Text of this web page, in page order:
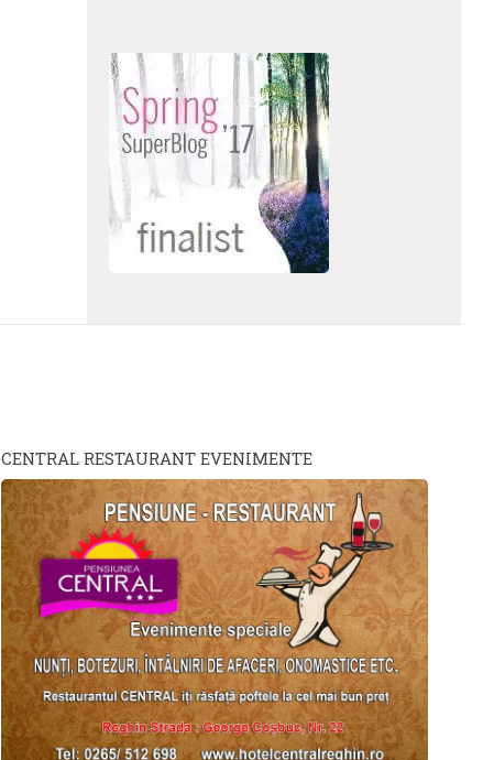
CENTRAL RESTAURANT EVENIMENTE